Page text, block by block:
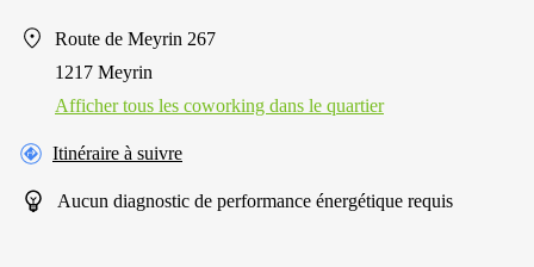
Route de Meyrin 267
1217 Meyrin
Afficher tous les сoworking dans le quartier
Itinéraire à suivre
Aucun diagnostic de performance énergétique requis